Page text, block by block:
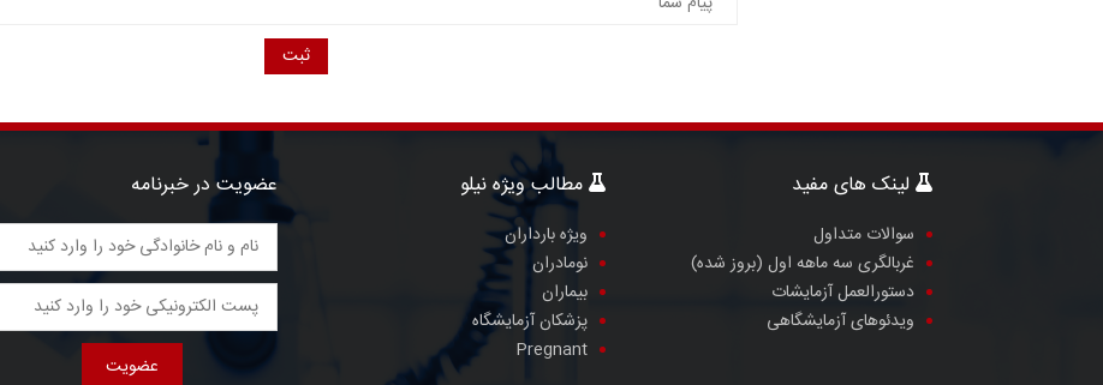
ثبت
لینک های مفید
سوالات متداول
غربالگری سه ماهه اول (بروز شده)
دستورالعمل آزمایشات
ویدئوهای آزمایشگاهی
مطالب ویژه نیلو
ویژه بارداران
نومادران
بیماران
پزشکان آزمایشگاه
Pregnant
عضویت در خبرنامه
عضویت